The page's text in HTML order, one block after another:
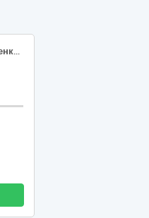
42120000-6 Насоси та компресори (Номенклатура 42123400-1 Повітряні компресори (Компресор гвинтовий))